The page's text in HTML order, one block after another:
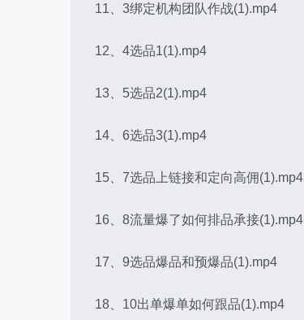
11、3绑定机构团队作战(1).mp4
12、4选品1(1).mp4
13、5选品2(1).mp4
14、6选品3(1).mp4
15、7选品上链接和定向高佣(1).mp4
16、8流量爆了如何排品承接(1).mp4
17、9选品爆品和预爆品(1).mp4
18、10出单爆单如何跟品(1).mp4